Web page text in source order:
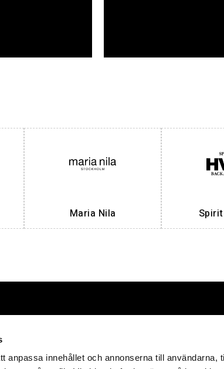
anpassa innehållet och annonserna till användarna,
Maria Nila